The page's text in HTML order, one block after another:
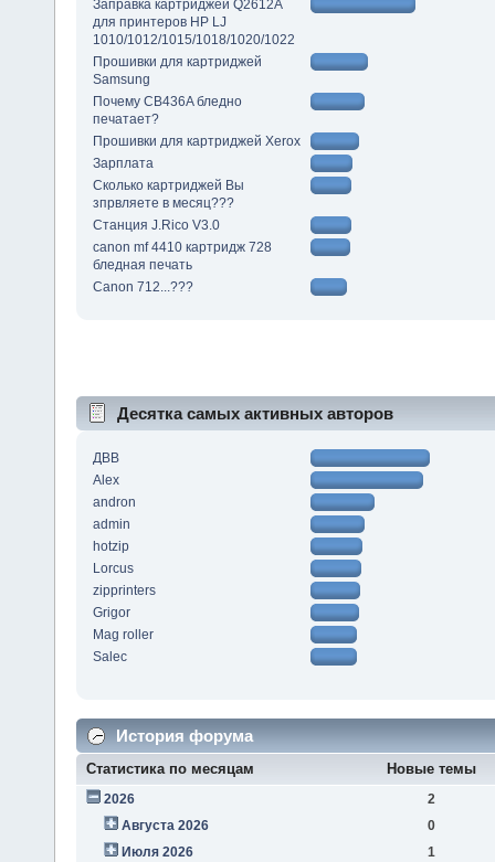
Заправка картриджей Q2612A
для принтеров HP LJ
1010/1012/1015/1018/1020/1022
Прошивки для картриджей
Samsung
Почему CB436A бледно
печатает?
Прошивки для картриджей Xerox
Зарплата
Сколько картриджей Вы
зпрвляете в месяц???
Станция J.Rico V3.0
canon mf 4410 картридж 728
бледная печать
Canon 712...???
Десятка самых активных авторов
ДВВ
Alex
andron
admin
hotzip
Lorcus
zipprinters
Grigor
Mag roller
Salec
История форума
Статистика по месяцам Новые темы
2026
2
Августа 2026
0
Июля 2026
1